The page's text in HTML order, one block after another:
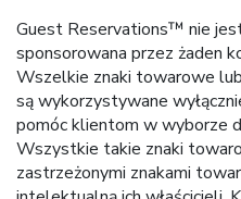
Guest Reservations™ nie
sponsorowana przez żaden
Wszelkie znaki towarowe
są wykorzystywane
pomóc klientom w wyborze
Wszystkie takie znaki
zastrzeżonymi znakami